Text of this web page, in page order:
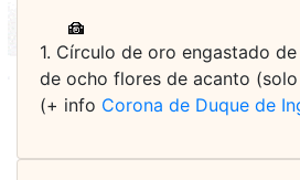
1. Círculo de oro engastado
de ocho flores de acanto
(+ info Corona de Duque de